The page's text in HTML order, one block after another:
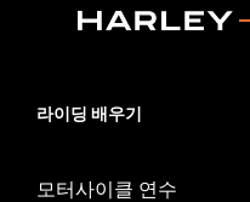
Installation Instructions
Material Diameter UOM:
In the Box:Medallion only
라이딩 배우기
모터사이클 연수